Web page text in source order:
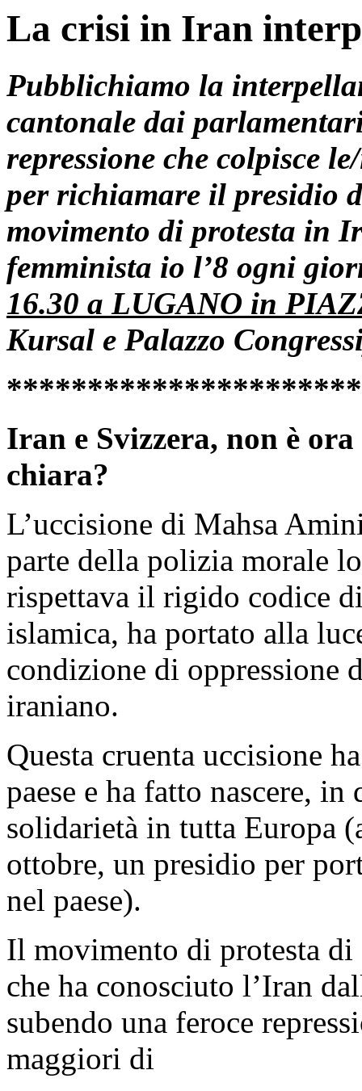
La crisi in Iran
Pubblichiamo la
cantonale dai
repressione che colpisce
per richiamare il presidio
movimento di protesta in
femminista io l’8 ogni
16.30 a LUGANO in
Kursal e Palazzo
Iran e Svizzera, non è
chiara?
L’uccisione di Mahsa
parte della polizia morale
rispettava il rigido codice
islamica, ha portato alla
condizione di oppressione
iraniano.
Questa cruenta uccisione
paese e ha fatto nascere,
solidarietà in tutta Europa
ottobre, un presidio per
nel paese).
Il movimento di protesta
che ha conosciuto l’Iran
subendo una feroce
maggiori di